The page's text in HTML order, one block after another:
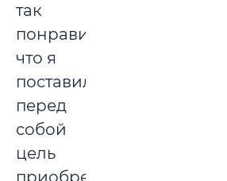
так
понравились,
что я
поставила
перед
собой
цель
приобрести